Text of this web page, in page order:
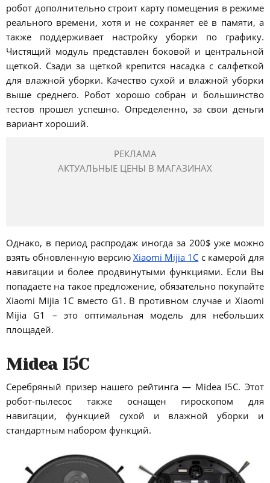
робот дополнительно строит карту помещения в режиме
реального времени, хотя и не сохраняет её в памяти, а
также поддерживает настройку уборки по графику.
Чистящий модуль представлен боковой и центральной
щеткой. Сзади за щеткой крепится насадка с салфеткой
для влажной уборки. Качество сухой и влажной уборки
выше среднего. Робот хорошо собран и большинство
тестов прошел успешно. Определенно, за свои деньги
вариант хороший.
РЕКЛАМА
АКТУАЛЬНЫЕ ЦЕНЫ В МАГАЗИНАХ
Однако, в период распродаж иногда за 200$ уже можно
взять обновленную версию Xiaomi Mijia 1C с камерой для
навигации и более продвинутыми функциями. Если Вы
попадаете на такое предложение, обязательно покупайте
Xiaomi Mijia 1C вместо G1. В противном случае и Xiaomi
Mijia G1 – это оптимальная модель для небольших
площадей.
Midea I5C
Серебряный призер нашего рейтинга — Midea I5C. Этот
робот-пылесос также оснащен гироскопом для
навигации, функцией сухой и влажной уборки и
стандартным набором функций.